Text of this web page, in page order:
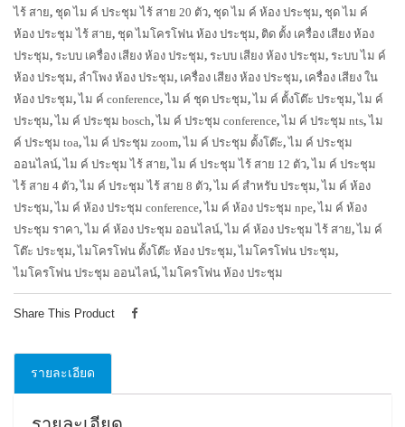
ไร้ สาย, ชุด ไม ค์ ประชุม ไร้ สาย 20 ตัว, ชุด ไม ค์ ห้อง ประชุม, ชุด ไม ค์
ห้อง ประชุม ไร้ สาย, ชุด ไมโครโฟน ห้อง ประชุม, ติด ตั้ง เครื่อง เสียง ห้อง
ประชุม, ระบบ เครื่อง เสียง ห้อง ประชุม, ระบบ เสียง ห้อง ประชุม, ระบบ ไม ค์
ห้อง ประชุม, ลำโพง ห้อง ประชุม, เครื่อง เสียง ห้อง ประชุม, เครื่อง เสียง ใน
ห้อง ประชุม,ไม ค์ conference,ไม ค์ ชุด ประชุม,ไม ค์ ตั้งโต๊ะ ประชุม,ไม ค์
ประชุม,ไม ค์ ประชุม bosch,ไม ค์ ประชุม conference,ไม ค์ ประชุม nts,ไม
ค์ ประชุม toa,ไม ค์ ประชุม zoom,ไม ค์ ประชุม ตั้งโต๊ะ,ไม ค์ ประชุม
ออนไลน์,ไม ค์ ประชุม ไร้ สาย,ไม ค์ ประชุม ไร้ สาย 12 ตัว,ไม ค์ ประชุม
ไร้ สาย 4 ตัว,ไม ค์ ประชุม ไร้ สาย 8 ตัว,ไม ค์ สำหรับ ประชุม,ไม ค์ ห้อง
ประชุม,ไม ค์ ห้อง ประชุม conference,ไม ค์ ห้อง ประชุม npe,ไม ค์ ห้อง
ประชุม ราคา,ไม ค์ ห้อง ประชุม ออนไลน์,ไม ค์ ห้อง ประชุม ไร้ สาย,ไม ค์
โต๊ะ ประชุม,ไมโครโฟน ตั้งโต๊ะ ห้อง ประชุม,ไมโครโฟน ประชุม,
ไมโครโฟน ประชุม ออนไลน์,ไมโครโฟน ห้อง ประชุม
Share This Product
รายละเอียด